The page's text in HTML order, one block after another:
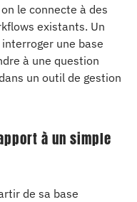
le connecte à des
existants. Un
une base
à une question
un outil de gestion
à un simple
de sa base